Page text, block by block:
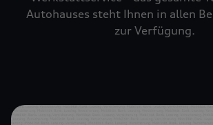
Autohauses steht Ihnen in allen
zur Verfügung.